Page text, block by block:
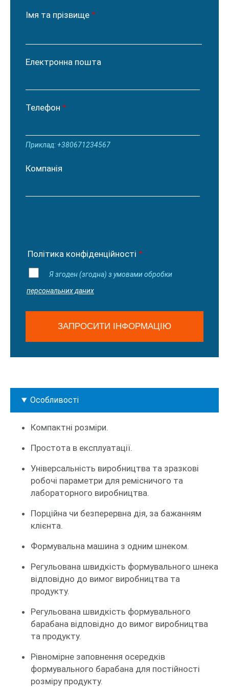
Імя та прізвище
Електронна пошта
Телефон
Приклад: +380671234567
Компанія
Політика конфіденційності
Я згоден (згодна) з умовами обробки
персональних даних
Особливості
Компактні розміри.
Простота в експлуатації.
Універсальність виробництва та зразкові
робочі параметри для ремісничого та
лабораторного виробництва.
Порційна чи безперервна дія, за бажанням
клієнта.
Формувальна машина з одним шнеком.
Регульована швидкість формувального шнека
відповідно до вимог виробництва та
продукту.
Регульована швидкість формувального
барабана відповідно до вимог виробництва
та продукту.
Рівномірне заповнення осередків
формувального барабана для постійності
розміру продукту.